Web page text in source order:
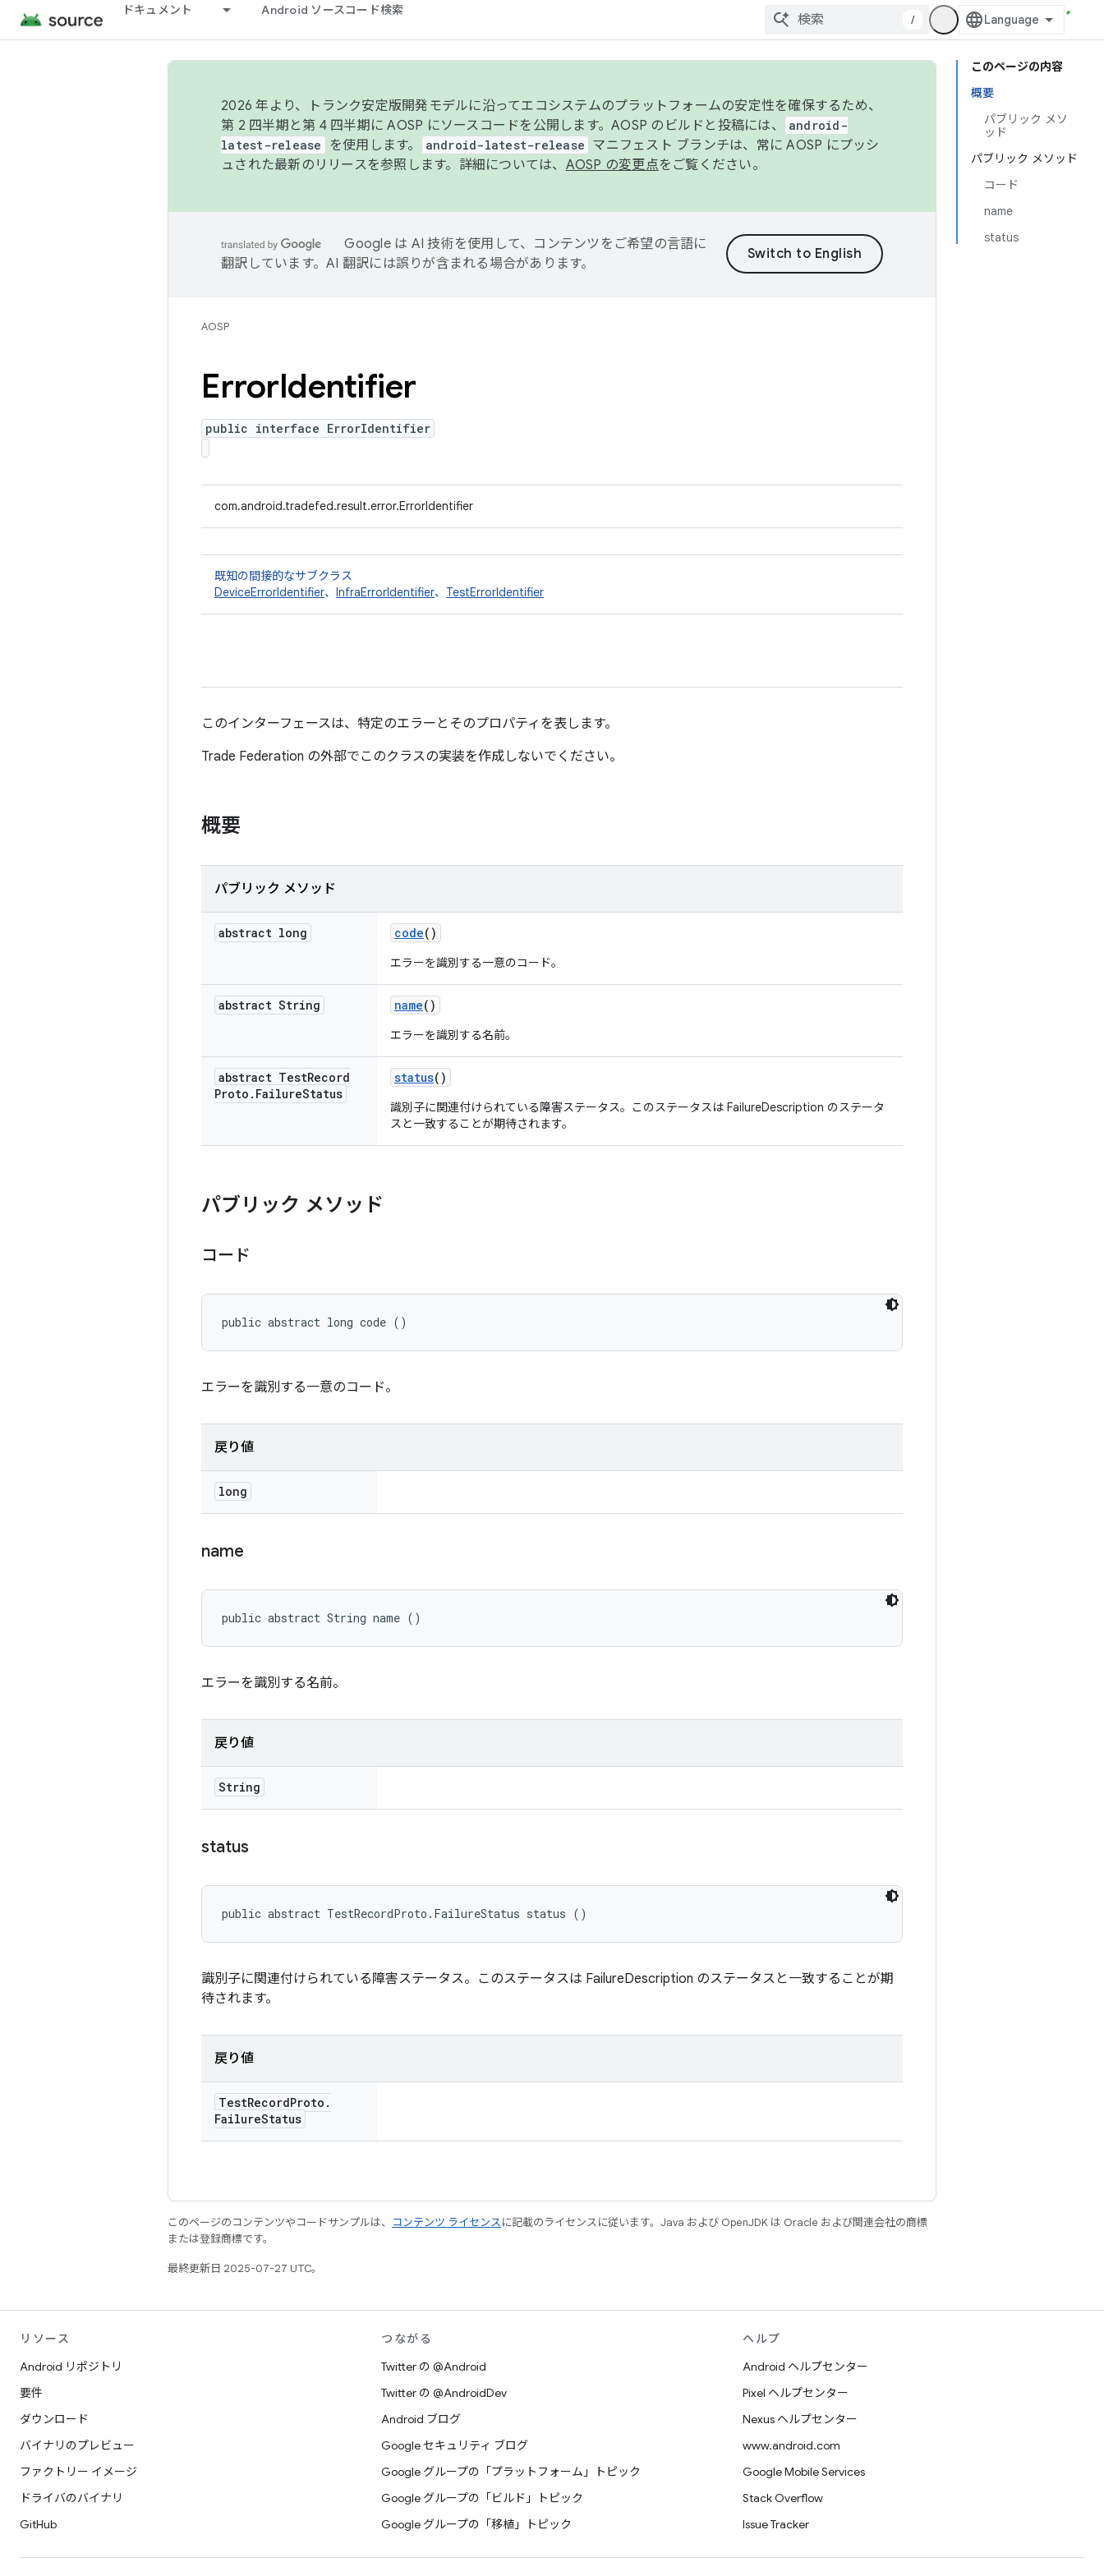
ドキュメント Android ソースコード検索
/
このページの内容
概要
パブリック メソ
ッド
パブリック メソッド
コード
name
status
2026 年より、トランク安定版開発モデルに沿ってエコシステムのプラットフォームの安定性を確保するため、
第 2 四半期と第 4 四半期に AOSP にソースコードを公開します。AOSP のビルドと投稿には、
android-
latest-release
を使用します。 android-latest-release マニフェスト ブランチは、常に AOSP にプッシ
ュされた最新のリリースを参照します。詳細については、 AOSP の変更点をご覧ください。
Google は AI 技術を使用して、コンテンツをご希望の言語に
翻訳しています。AI 翻訳には誤りが含まれる場合があります。
AOSP
ErrorIdentifier
public interface ErrorIdentifier
com.android.tradefed.result.error.ErrorIdentifier
既知の間接的なサブクラス
DeviceErrorIdentifier、 InfraErrorIdentifier、 TestErrorIdentifier
このインターフェースは、特定のエラーとそのプロパティを表します。
Trade Federation の外部でこのクラスの実装を作成しないでください。
概要
パブリック メソッド
abstract long code()
エラーを識別する一意のコード。
abstract String name()
エラーを識別する名前。
abstract TestRecord
Proto . FailureStatus
status()
識別子に関連付けられている障害ステータス。このステータスは FailureDescription のステータ
スと一致することが期待されます。
パブリック メソッド
コード
public abstract long code ()
エラーを識別する一意のコード。
戻り値
long
name
public abstract String name ()
エラーを識別する名前。
戻り値
String
status
public abstract TestRecordProto.FailureStatus status ()
識別子に関連付けられている障害ステータス。このステータスは FailureDescription のステータスと一致することが期
待されます。
戻り値
TestRecordProto .
FailureStatus
このページのコンテンツやコードサンプルは、 コンテンツ ライセンスに記載のライセンスに従います。Java および OpenJDK は Oracle および関連会社の商標
または登録商標です。
最終更新日 2025-07-27 UTC。
リソース
Android リポジトリ
要件
ダウンロード
バイナリのプレビュー
ファクトリー イメージ
ドライバのバイナリ
GitHub
つながる
Twitter の @Android
Twitter の @AndroidDev
Android ブログ
Google セキュリティ ブログ
Google グループの「プラットフォーム」トピック
Google グループの「ビルド」トピック
Google グループの「移植」トピック
ヘルプ
Android ヘルプセンター
Pixel ヘルプセンター
Nexus ヘルプセンター
www.android.com
Google Mobile Services
Stack Overflow
Issue Tracker